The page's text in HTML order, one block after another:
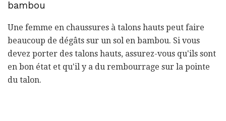
bambou
Une femme en chaussures à talons hauts peut faire
beaucoup de dégâts sur un sol en bambou. Si vous
devez porter des talons hauts, assurez-vous qu'ils sont
en bon état et qu'il y a du rembourrage sur la pointe
du talon.